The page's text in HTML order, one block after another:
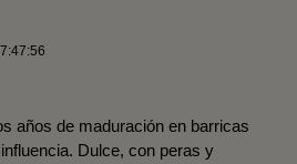
años de maduración en barricas
Dulce, con peras y